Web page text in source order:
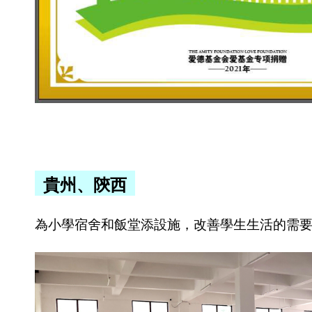
貴州、陝西
為小學宿舍和飯堂添設施，改善學生生活的需